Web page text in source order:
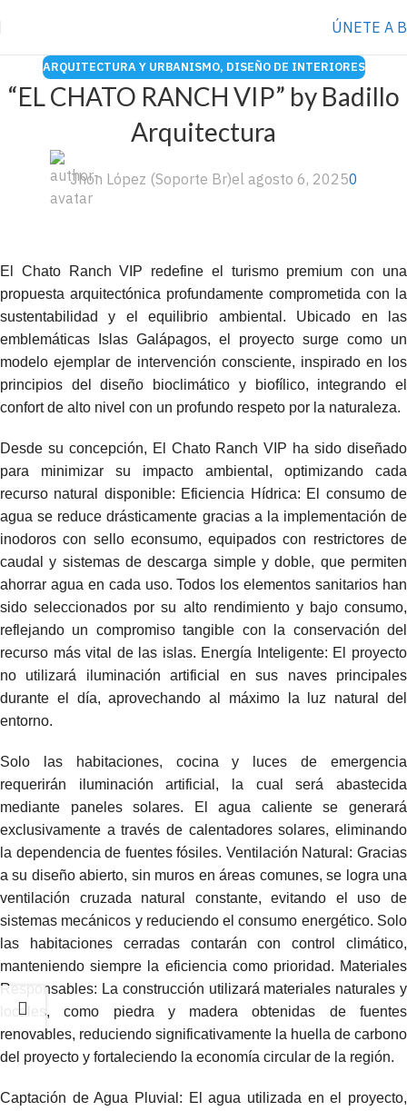
ÚNETE A
ARQUITECTURA Y URBANISMO, DISEÑO DE INTERIORES
“EL CHATO RANCH VIP” by Badillo
Arquitectura
Jhon López (Soporte Br)el agosto 6, 20250
El Chato Ranch VIP redefine el turismo premium con una
propuesta arquitectónica profundamente comprometida con la
sustentabilidad y el equilibrio ambiental. Ubicado en las
emblemáticas Islas Galápagos, el proyecto surge como un
modelo ejemplar de intervención consciente, inspirado en los
principios del diseño bioclimático y biofílico, integrando el
confort de alto nivel con un profundo respeto por la naturaleza.
Desde su concepción, El Chato Ranch VIP ha sido diseñado
para minimizar su impacto ambiental, optimizando cada
recurso natural disponible: Eficiencia Hídrica: El consumo de
agua se reduce drásticamente gracias a la implementación de
inodoros con sello econsumo, equipados con restrictores de
caudal y sistemas de descarga simple y doble, que permiten
ahorrar agua en cada uso. Todos los elementos sanitarios han
sido seleccionados por su alto rendimiento y bajo consumo,
reflejando un compromiso tangible con la conservación del
recurso más vital de las islas. Energía Inteligente: El proyecto
no utilizará iluminación artificial en sus naves principales
durante el día, aprovechando al máximo la luz natural del
entorno.
Solo las habitaciones, cocina y luces de emergencia
requerirán iluminación artificial, la cual será abastecida
mediante paneles solares. El agua caliente se generará
exclusivamente a través de calentadores solares, eliminando
la dependencia de fuentes fósiles. Ventilación Natural: Gracias
a su diseño abierto, sin muros en áreas comunes, se logra una
ventilación cruzada natural constante, evitando el uso de
sistemas mecánicos y reduciendo el consumo energético. Solo
las habitaciones cerradas contarán con control climático,
manteniendo siempre la eficiencia como prioridad. Materiales
Responsables: La construcción utilizará materiales naturales y
locales, como piedra y madera obtenidas de fuentes
renovables, reduciendo significativamente la huella de carbono
del proyecto y fortaleciendo la economía circular de la región.
Captación de Agua Pluvial: El agua utilizada en el proyecto,